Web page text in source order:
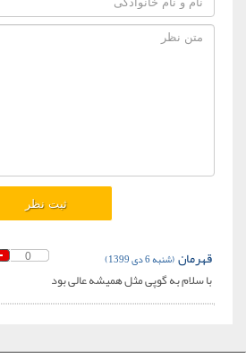
0 قهرمان(شنبه 6 دی 1399)
با سلام به گوپی مثل همیشه عالی بود